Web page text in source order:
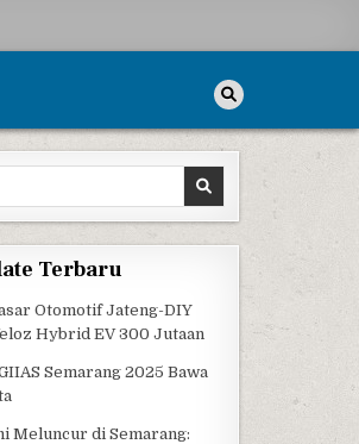
Terbaru
Otomotif Jateng-DIY
Hybrid EV 300 Jutaan
Semarang 2025 Bawa
Meluncur di Semarang: